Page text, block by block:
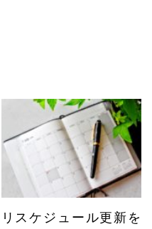
リスケジュール更新を